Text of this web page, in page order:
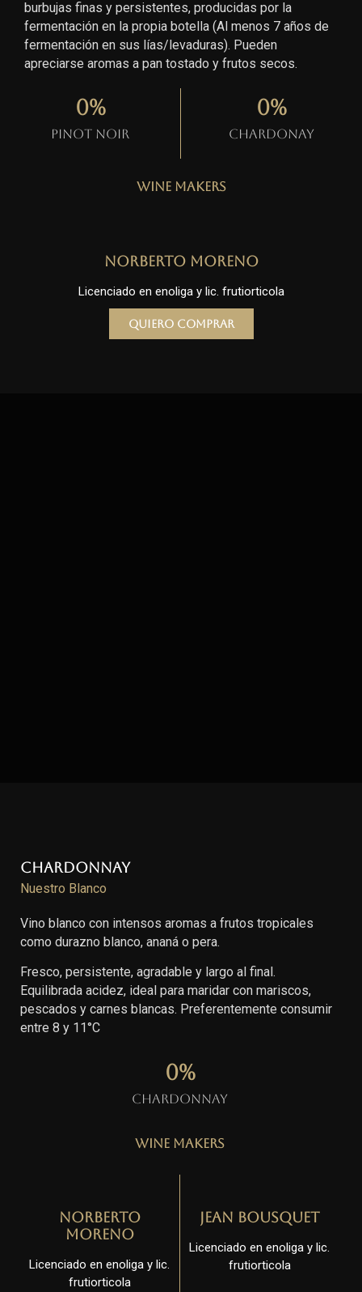
burbujas finas y persistentes, producidas por la
fermentación en la propia botella (Al menos 7 años de
fermentación en sus lías/levaduras). Pueden
apreciarse aromas a pan tostado y frutos secos.
Pinot Noir
0%
Chardonay
0%
Wine Makers
Norberto Moreno
Licenciado en enoliga y lic. frutiorticola
Quiero comprar
Chardonnay
Nuestro Blanco
Vino blanco con intensos aromas a frutos tropicales
como durazno blanco, ananá o pera.
Fresco, persistente, agradable y largo al final.
Equilibrada acidez, ideal para maridar con mariscos,
pescados y carnes blancas. Preferentemente consumir
entre 8 y 11°C
Chardonnay
0%
Wine Makers
Norberto
Moreno
Licenciado en enoliga y lic.
frutiorticola
Jean Bousquet
Licenciado en enoliga y lic.
frutiorticola